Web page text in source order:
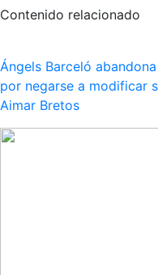
Contenido relacionado
Ángels Barceló
por negarse a modificar
Aimar Bretos